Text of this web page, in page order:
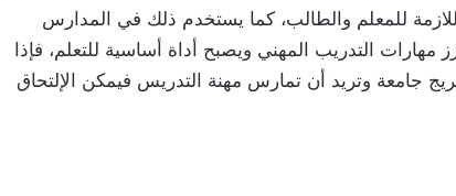
للمعلم والطالب، كما يستخدم ذلك في المدارس
مهارات التدريب المهني ويصبح أداة أساسية للتعلم، فإذا
جامعة وتريد أن تمارس مهنة التدريس فيمكن الإلتحاق